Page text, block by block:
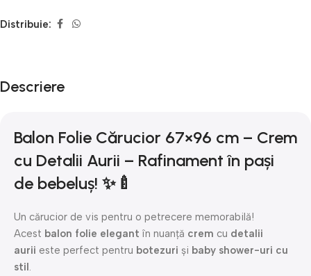
Distribuie:
Descriere
Balon Folie Cărucior 67×96 cm – Crem
cu Detalii Aurii – Rafinament în pași
de bebeluș! ✨🍼
Un cărucior de vis pentru o petrecere memorabilă!
Acest balon folie elegant în nuanță crem cu detalii
aurii este perfect pentru botezuri și baby shower-uri cu
stil.